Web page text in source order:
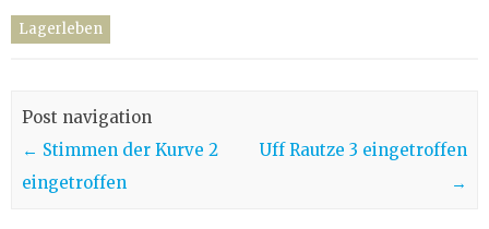
Lagerleben
Post navigation
← Stimmen der Kurve 2
eingetroffen
Uff Rautze 3 eingetroffen
→